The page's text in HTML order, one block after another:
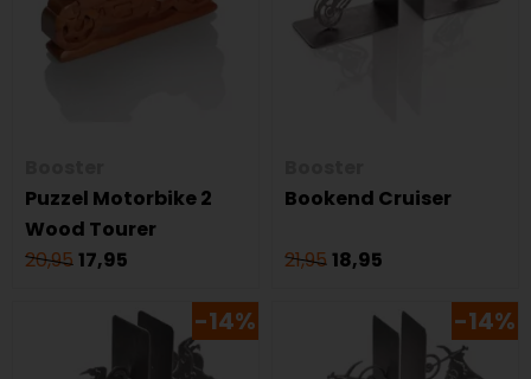
Puzzel Motorbike 2
Wood Tourer
20,9517,95
Bookend Cruiser
21,9518,95
-14% -14%